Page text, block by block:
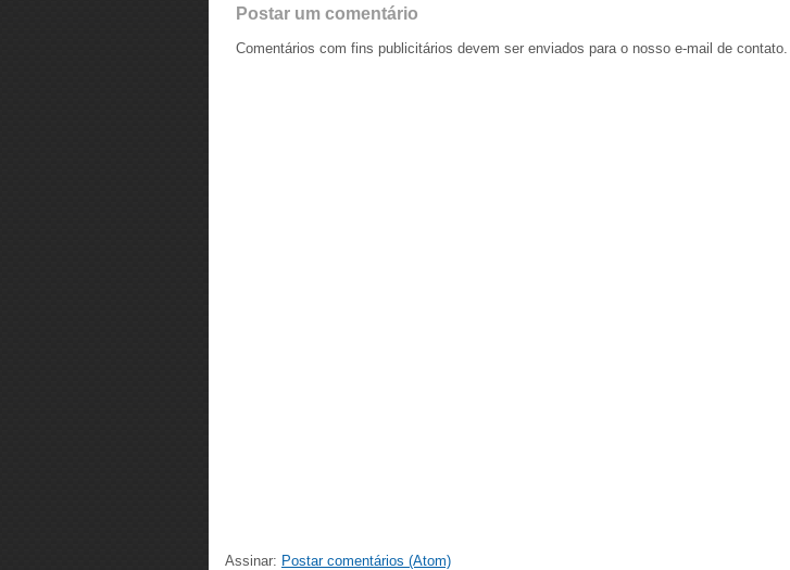
Postar um comentário
Comentários com fins publicitários devem ser enviados para o nosso e-mail de contato.
Assinar: Postar comentários (Atom)